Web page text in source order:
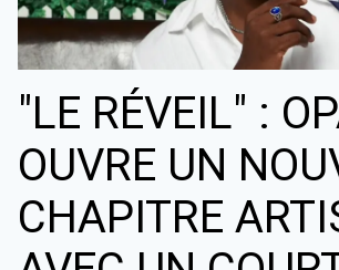
"LE RÉVEIL" :
OUVRE UN
CHAPITRE